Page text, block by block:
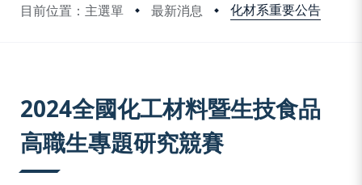
目前位置：主選單 最新消息 化材系重要公告
2024全國化工材料暨生技食品
高職生專題研究競賽